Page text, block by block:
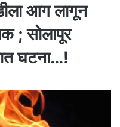
आग लागून
; सोलापूर
घटना…!